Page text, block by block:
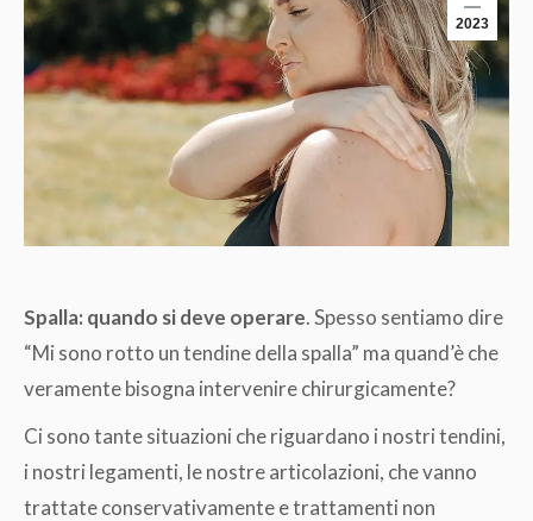
2023
Spalla: quando si deve operare. Spesso sentiamo dire
“Mi sono rotto un tendine della spalla” ma quand’è che
veramente bisogna intervenire chirurgicamente?
Ci sono tante situazioni che riguardano i nostri tendini,
i nostri legamenti, le nostre articolazioni, che vanno
trattate conservativamente e trattamenti non